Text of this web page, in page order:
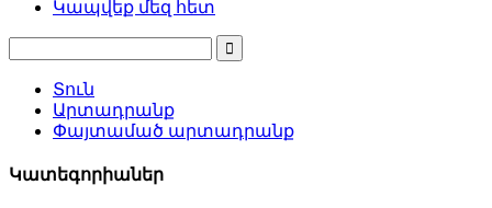
Կապվեք մեզ հետ
Տուն
Արտադրանք
Փայտամած արտադրանք
Կատեգորիաներ